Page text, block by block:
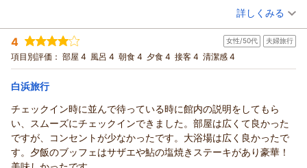
宮本
（返信日：2026/07/27）
屋外プールにつきましてはオープン前のためご利用いただけ
ず、ご期待に沿えず大変残念に存じます。
そのような中でも室内プールでお孫様と楽しい時間をお過ごし
いただき、そのまま温泉も満喫していただけたご様子を伺い、
安堵いたしました。
ホテルを目指し、より良いサービスに努めてまいります。
またのお越しをスタッフ一同心よりお待ち申し上げておりま
す。
白浜古賀の井リゾート＆スパ
た。温泉もとろりとした泉質で満足しました。また行きたくなる
お世話になり、ありがとうございました。
（投稿日：2026/07/20）
宿泊時期： 2026年07月宿泊 (家族旅行)
投稿者： たけしさん
宿泊プラン： ◆＜ビュッフェ＞【禁煙】ニコニコパンダルーム♪可愛いパン
ダがお出迎え
ツイン 朝・夕
宿泊価格帯：
白浜古賀の井リゾート＆スパからの返信
たけし様
この度は白浜古賀の井リゾート＆スパにご宿泊いただき、誠に
ありがとうございます。
詳しくみる
4 女性/50代 夫婦旅行
項目別評価： 部屋 4 風呂 4 朝食 4 夕食 4 接客 4 清潔感 4
白浜旅行
チェックイン時に並んで待っている時に館内の説明をしてもら
い、スムーズにチェックインできました。部屋は広くて良かった
ですが、コンセントが少なかったです。大浴場は広く良かったで
す。夕飯のブッフェはサザエや鮎の塩焼きステーキがあり豪華！